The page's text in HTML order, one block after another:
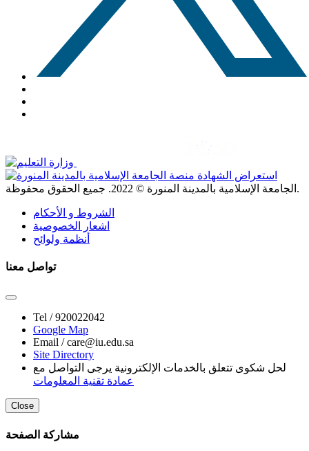
الجامعة الإسلامية بالمدينة المنورة © 2022 . جميع الحقوق محفوظة.
الشروط و الأحكام
اشعار الخصوصية
أنظمة ولوائح
تواصل معنا
Tel /920022042
Google Map
Email /care@iu.edu.sa
Site Directory
لحل شكوى تتعلق بالخدمات الإلكترونية يرجى التواصل مع
عمادة تقنية المعلومات
Close
مشاركة الصفحة